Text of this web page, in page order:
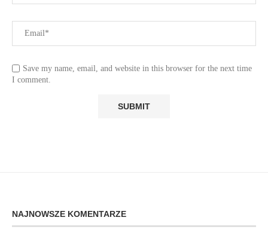
Save my name, email, and website in this browser for the next time
I comment.
NAJNOWSZE KOMENTARZE